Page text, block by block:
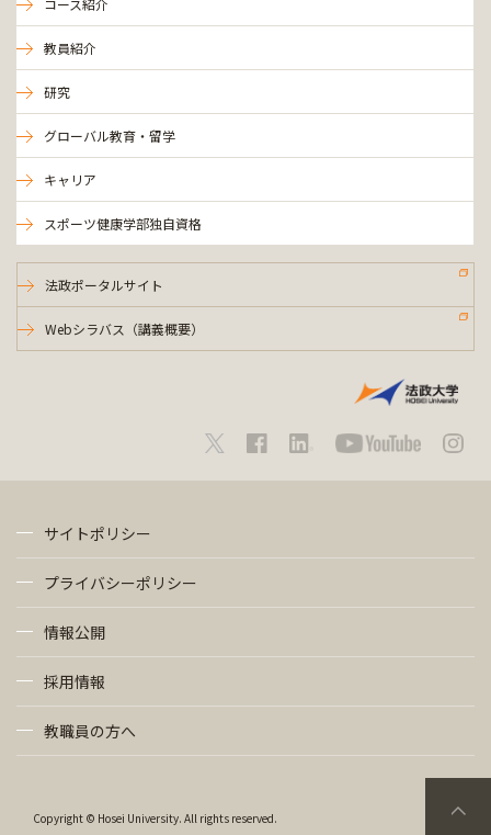
コース紹介
教員紹介
研究
グローバル教育・留学
キャリア
スポーツ健康学部独自資格
法政ポータルサイト
Webシラバス（講義概要）
サイトポリシー
プライバシーポリシー
情報公開
採用情報
教職員の方へ
Copyright © Hosei University. All rights reserved.